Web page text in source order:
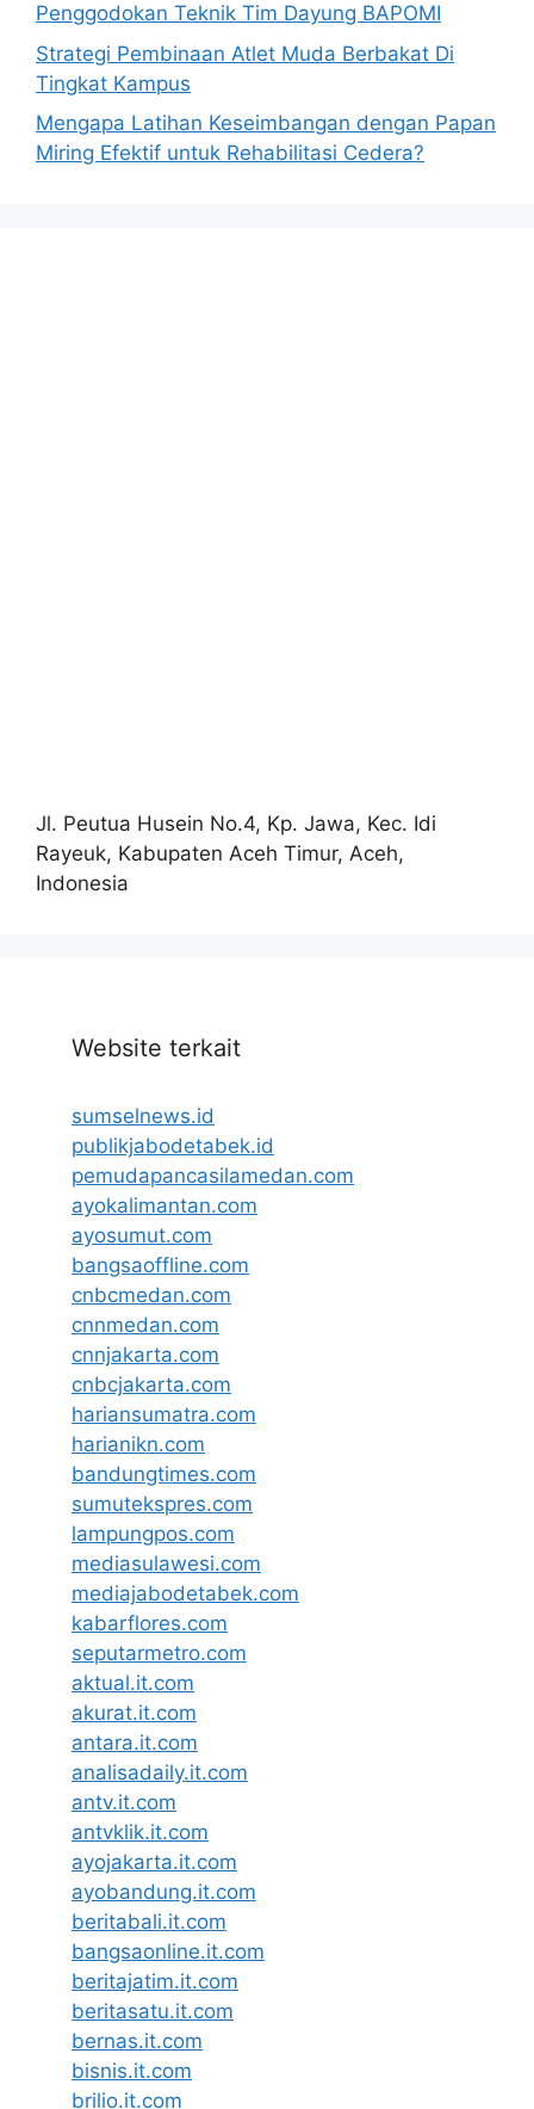
Penggodokan Teknik Tim Dayung BAPOMI
Strategi Pembinaan Atlet Muda Berbakat Di
Tingkat Kampus
Mengapa Latihan Keseimbangan dengan Papan
Miring Efektif untuk Rehabilitasi Cedera?
Jl. Peutua Husein No.4, Kp. Jawa, Kec. Idi
Rayeuk, Kabupaten Aceh Timur, Aceh,
Indonesia
Website terkait
sumselnews.id
publikjabodetabek.id
pemudapancasilamedan.com
ayokalimantan.com
ayosumut.com
bangsaoffline.com
cnbcmedan.com
cnnmedan.com
cnnjakarta.com
cnbcjakarta.com
hariansumatra.com
harianikn.com
bandungtimes.com
sumutekspres.com
lampungpos.com
mediasulawesi.com
mediajabodetabek.com
kabarflores.com
seputarmetro.com
aktual.it.com
akurat.it.com
antara.it.com
analisadaily.it.com
antv.it.com
antvklik.it.com
ayojakarta.it.com
ayobandung.it.com
beritabali.it.com
bangsaonline.it.com
beritajatim.it.com
beritasatu.it.com
bernas.it.com
bisnis.it.com
brilio.it.com